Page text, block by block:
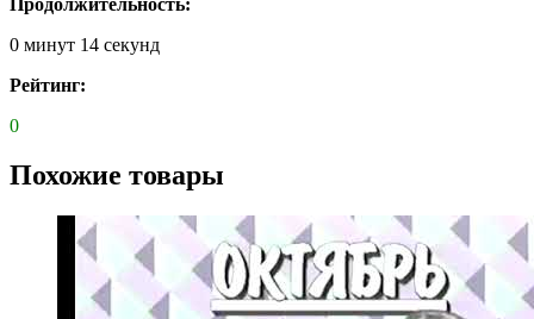
0 минут 14 секунд
Рейтинг:
0
Похожие товары